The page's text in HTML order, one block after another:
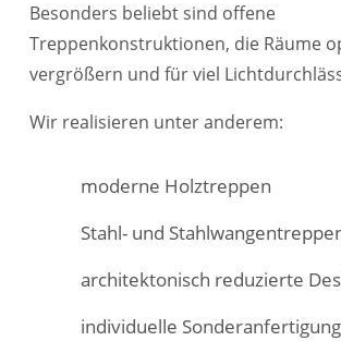
Besonders beliebt sind offene
Treppenkonstruktionen, die Räume
vergrößern und für viel
Wir realisieren unter anderem:
moderne Holztreppen
Stahl- und
architektonisch reduzierte
individuelle